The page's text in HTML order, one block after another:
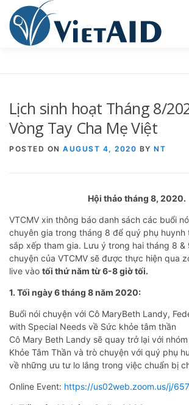
content
TRUNG TÂM CỘNG ĐỒNG SINH
Lịch sinh hoạt Tháng 8/
Vòng Tay Cha Mẹ Việt
POSTED ON AUGUST 4, 2020 BY NT
Hội thảo tháng 8, 2020.
VTCMV xin thông báo danh sách các buổi
chuyên gia trong tháng 8 để quý phụ huynh
sắp xếp tham gia. Lưu ý trong hai tháng 8 &
chuyện của VTCMV sẽ được thực hiện qua
live vào tối thứ năm từ 6-8 giờ tối.
1. Tối ngày 6 tháng 8 năm 2020:
Buổi nói chuyện với Cô MaryBeth Landy,
with Special Needs về Sức khỏe tâm thần
Cô Mary Beth Landy sẽ quay trở lại với
Khỏe Tâm Thần và trò chuyện với quý phụ
về những ưu tư lo lắng trong việc chuẩn bị
Online Event: https://us02web.zoom.us/j/